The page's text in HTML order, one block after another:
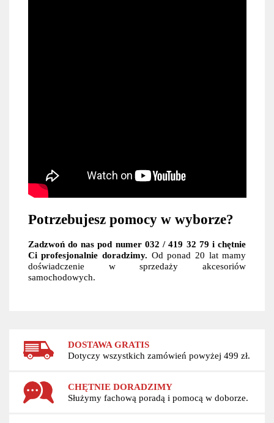
Potrzebujesz pomocy w wyborze?
Zadzwoń do nas pod numer 032 / 419 32 79 i chętnie
Ci profesjonalnie doradzimy. Od ponad 20 lat mamy
doświadczenie w sprzedaży akcesoriów
samochodowych.
DOSTAWA GRATIS
Dotyczy wszystkich zamówień powyżej 499 zł.
CHĘTNIE DORADZIMY
Służymy fachową poradą i pomocą w doborze.